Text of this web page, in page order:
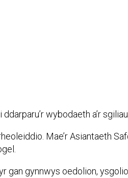
wybodaeth a’r
Mae’r Asiantaeth
gynnwys oedolion,